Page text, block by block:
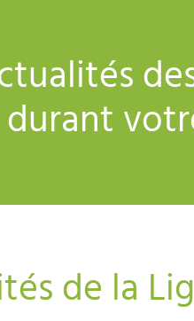
de la